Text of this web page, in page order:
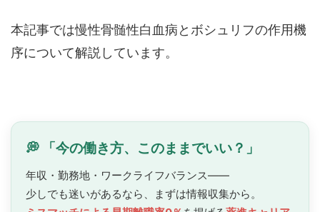
本記事では慢性骨髄性白血病とボシュリフの作用機
序について解説しています。
💭 「今の働き方、このままでいい？」
年収・勤務地・ワークライフバランス——
少しでも迷いがあるなら、まずは情報収集から。